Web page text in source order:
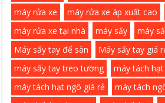
máy rửa xe
máy rửa xe áp xuất cao
máy rửa xe tại nhà
máy sấy
máy
Máy sấy tay để sàn
Máy sấy tay giá
máy sấy tay treo tường
máy tách
máy tách hạt ngô giá rẻ
máy tách